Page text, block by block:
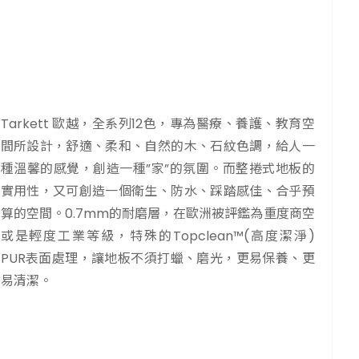
Tarkett 歐越，全系列12色，專為醫療、養護、教育空
間所設計，舒適、柔和、自然的木、石紋色調，給人一
種溫馨的感覺，創造一種”家”的氛圍。而整捲式地板的
實用性，又可創造一個衛生、防水、踩踏感佳、合乎預
算的空間。0.7mm的耐磨層，在歐洲被評鑑為重度商空
或是輕度工業等級，特殊的Topclean™(高度潔淨)
PUR表面處理，讓地板不須打蠟、磨光，更易保養、更
易清潔。